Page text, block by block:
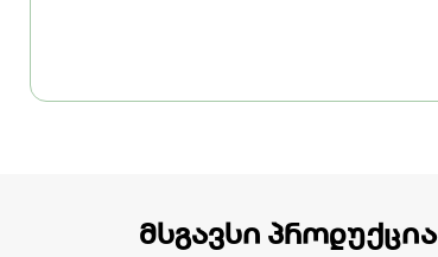
მსგავსი პროდუქცია